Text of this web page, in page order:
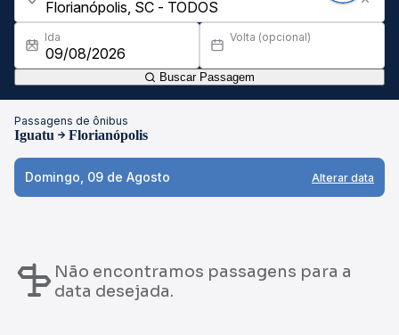
Ida Volta (opcional)
Buscar Passagem
Passagens de ônibus
Iguatu Florianópolis
Domingo, 09 de Agosto Alterar data
Não encontramos passagens para a
data desejada.